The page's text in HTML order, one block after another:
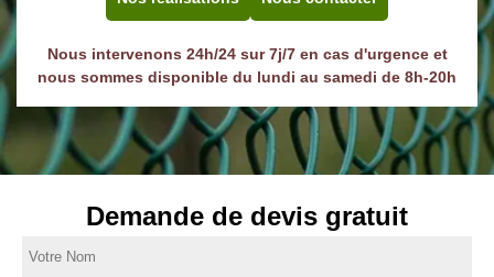
Nous intervenons 24h/24 sur 7j/7 en cas d'urgence et
nous sommes disponible du lundi au samedi de 8h-20h
Demande de devis gratuit